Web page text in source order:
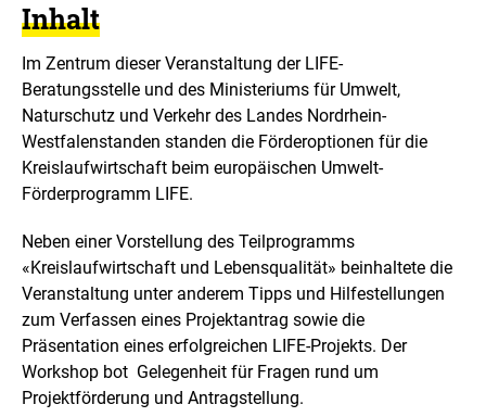
t
B
i
l
d
i
n
e
i
n
r
v
e
g
r
ö
ß
e
Inhalt
Im Zentrum dieser Veranstaltung der LIFE-
Beratungsstelle und des Ministeriums für Umwelt,
Naturschutz und Verkehr des Landes Nordrhein-
Westfalenstanden standen die Förderoptionen für die
Kreislaufwirtschaft beim europäischen Umwelt-
Förderprogramm LIFE.
Neben einer Vorstellung des Teilprogramms
«Kreislaufwirtschaft und Lebensqualität» beinhaltete die
Veranstaltung unter anderem Tipps und Hilfestellungen
zum Verfassen eines Projektantrag sowie die
Präsentation eines erfolgreichen LIFE-Projekts. Der
Workshop bot Gelegenheit für Fragen rund um
Projektförderung und Antragstellung.